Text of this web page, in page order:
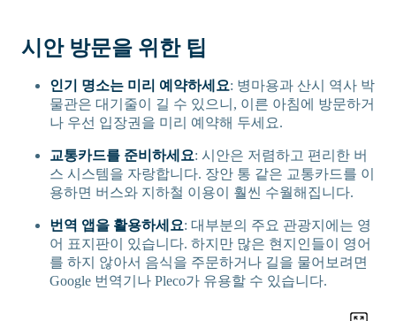
시안 방문을 위한 팁
인기 명소는 미리 예약하세요: 병마용과 산시 역사 박
물관은 대기줄이 길 수 있으니, 이른 아침에 방문하거
나 우선 입장권을 미리 예약해 두세요.
교통카드를 준비하세요: 시안은 저렴하고 편리한 버
스 시스템을 자랑합니다. 장안 통 같은 교통카드를 이
용하면 버스와 지하철 이용이 훨씬 수월해집니다.
번역 앱을 활용하세요: 대부분의 주요 관광지에는 영
어 표지판이 있습니다. 하지만 많은 현지인들이 영어
를 하지 않아서 음식을 주문하거나 길을 물어보려면
Google 번역기나 Pleco가 유용할 수 있습니다.